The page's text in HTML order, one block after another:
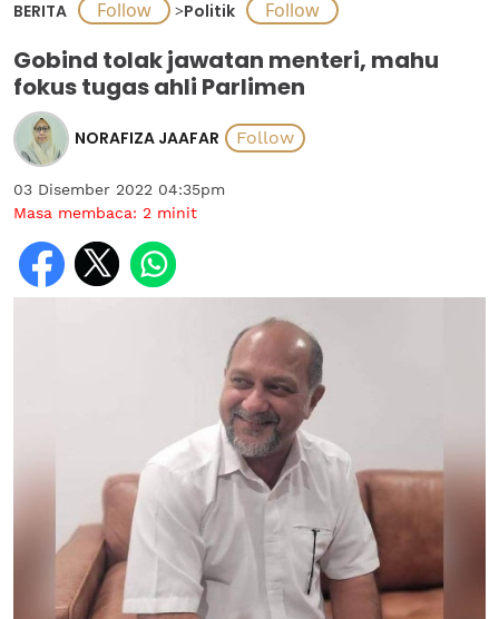
BERITA >Politik
Gobind tolak jawatan menteri, mahu
fokus tugas ahli Parlimen
NORAFIZA JAAFAR
03 Disember 2022 04:35pm
Masa membaca: 2 minit